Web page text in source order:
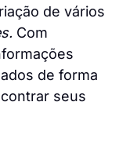
de vários
Com
de forma
seus